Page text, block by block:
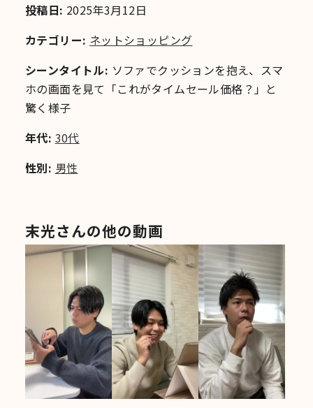
投稿日: 2025年3月12日
カテゴリー: ネットショッピング
シーンタイトル: ソファでクッションを抱え、スマ
ホの画面を見て「これがタイムセール価格？」と
驚く様子
年代: 30代
性別: 男性
末光さんの他の動画